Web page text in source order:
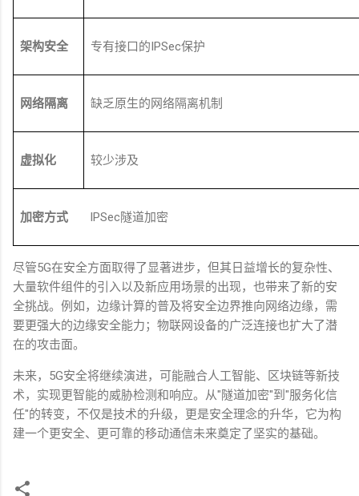
架构安全 专有接口的IPSec保护
网络隔离 缺乏原生的网络隔离机制
虚拟化 较少涉及
加密方式 IPSec隧道加密
尽管5G在安全方面取得了显著进步，但其日益增长的复杂性、
大量软件组件的引入以及新应用场景的出现，也带来了新的安
全挑战。例如，边缘计算的普及将安全边界推向网络边缘，需
要更强大的边缘安全能力；物联网设备的广泛连接也扩大了潜
在的攻击面。
未来， 5G安全将继续演进，可能融合人工智能、区块链等新技
术，实现更智能的威胁检测和响应。从"隧道加密"到 "服务化信
任"的转变，不仅是技术的升级，更是安全理念的升华，它为构
建一个更安全、更可靠的移动通信未来奠定了坚实的基础。